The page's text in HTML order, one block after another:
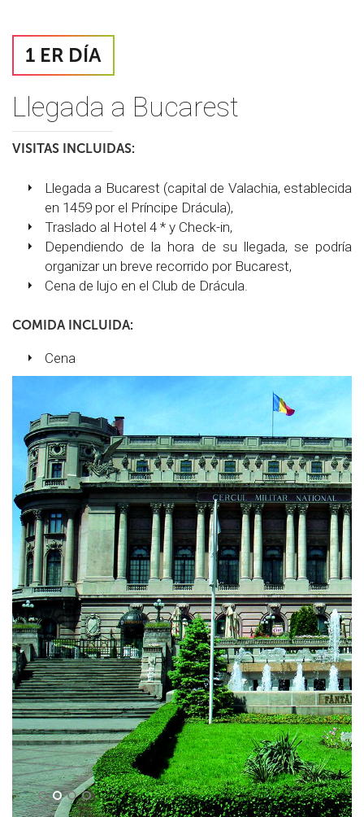
1 ER DÍA
Llegada a Bucarest
VISITAS INCLUIDAS:
Llegada a Bucarest (capital de Valachia, establecida
en 1459 por el Príncipe Drácula),
Traslado al Hotel 4 * y Check-in,
Dependiendo de la hora de su llegada, se podría
organizar un breve recorrido por Bucarest,
Cena de lujo en el Club de Drácula.
COMIDA INCLUIDA:
Cena